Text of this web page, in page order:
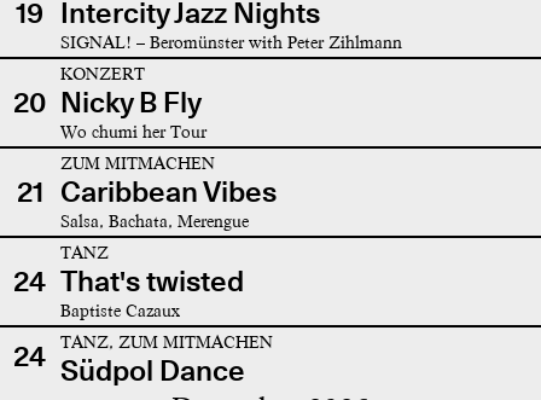
19 Intercity Jazz Nights
SIGNAL! – Beromünster with Peter Zihlmann
20
KONZERT
Nicky B Fly
Wo chumi her Tour
21
ZUM MITMACHEN
Caribbean Vibes
Salsa, Bachata, Merengue
24
TANZ
That's twisted
Baptiste Cazaux
24 TANZ, ZUM MITMACHEN
Südpol Dance